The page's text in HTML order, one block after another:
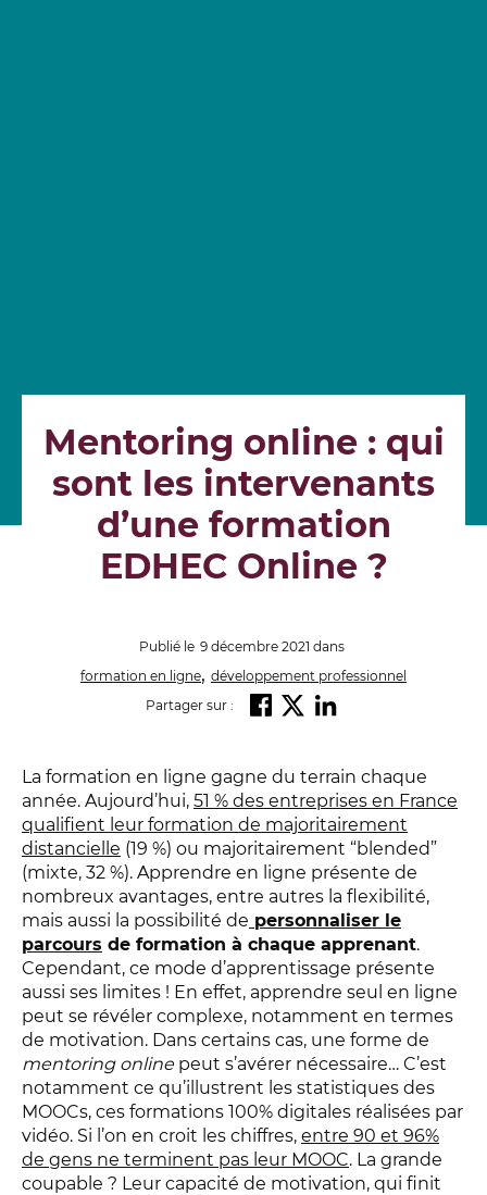
Mentoring online : qui
sont les intervenants
d’une formation
EDHEC Online ?
Publié le 9 décembre 2021 dans
formation en ligne, développement professionnel
Partager sur :
La formation en ligne gagne du terrain chaque
année. Aujourd’hui, 51 % des entreprises en France
qualifient leur formation de majoritairement
distancielle (19 %) ou majoritairement “blended”
(mixte, 32 %). Apprendre en ligne présente de
nombreux avantages, entre autres la flexibilité,
mais aussi la possibilité de personnaliser le
parcours de formation à chaque apprenant.
Cependant, ce mode d’apprentissage présente
aussi ses limites ! En effet, apprendre seul en ligne
peut se révéler complexe, notamment en termes
de motivation. Dans certains cas, une forme de
mentoring online peut s’avérer nécessaire… C’est
notamment ce qu’illustrent les statistiques des
MOOCs, ces formations 100% digitales réalisées par
vidéo. Si l’on en croit les chiffres, entre 90 et 96%
de gens ne terminent pas leur MOOC. La grande
coupable ? Leur capacité de motivation, qui finit